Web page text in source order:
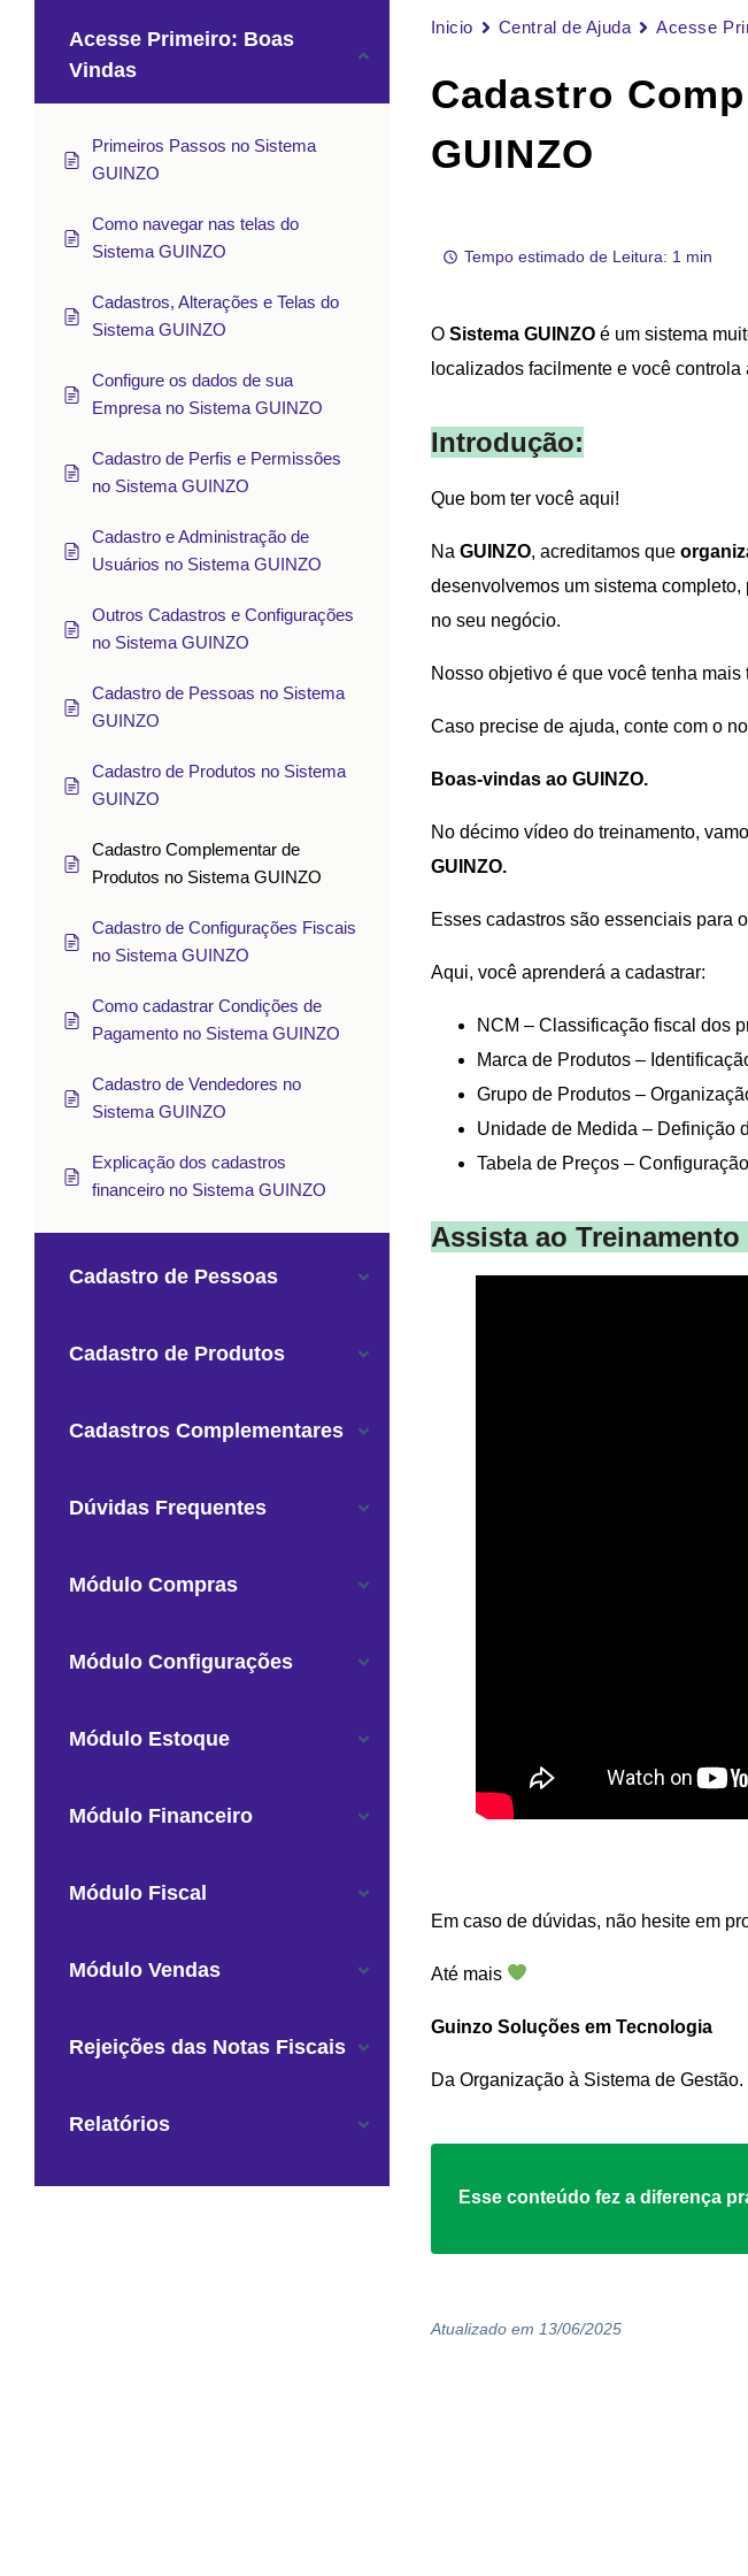
Acesse Primeiro: Boas
Vindas
Primeiros Passos no Sistema
GUINZO
Como navegar nas telas do
Sistema GUINZO
Cadastros, Alterações e Telas do
Sistema GUINZO
Configure os dados de sua
Empresa no Sistema GUINZO
Cadastro de Perfis e Permissões
no Sistema GUINZO
Cadastro e Administração de
Usuários no Sistema GUINZO
Outros Cadastros e Configurações
no Sistema GUINZO
Cadastro de Pessoas no Sistema
GUINZO
Cadastro de Produtos no Sistema
GUINZO
Cadastro Complementar de
Produtos no Sistema GUINZO
Cadastro de Configurações Fiscais
no Sistema GUINZO
Como cadastrar Condições de
Pagamento no Sistema GUINZO
Cadastro de Vendedores no
Sistema GUINZO
Explicação dos cadastros
financeiro no Sistema GUINZO
Cadastro de Pessoas
Cadastro de Produtos
Cadastros Complementares
Dúvidas Frequentes
Módulo Compras
Módulo Configurações
Módulo Estoque
Módulo Financeiro
Módulo Fiscal
Módulo Vendas
Rejeições das Notas Fiscais
Relatórios
Inicio Central de Ajuda Acesse
Cadastro
GUINZO
Tempo estimado de Leitura: 1 min
O Sistema GUINZOé um sistema
localizados facilmente e você
Introdução:
Que bom ter você aqui!
Na GUINZO, acreditamos que
desenvolvemos um sistema
no seu negócio.
Nosso objetivo é que você tenha
Caso precise de ajuda, conte com o
Boas-vindas ao GUINZO.
No décimo vídeo do treinamento,
GUINZO.
Esses cadastros são essenciais para
Aqui, você aprenderá a cadastrar:
NCM – Classificação fiscal dos
Marca de Produtos –
Grupo de Produtos –
Unidade de Medida – Definição
Tabela de Preços –
Assista ao
Em caso de dúvidas, não hesite em
Até mais
Guinzo Soluções em Tecnologia
Da Organização à Sistema de Gestão.
Esse conteúdo fez a diferença
Atualizado em 13/06/2025